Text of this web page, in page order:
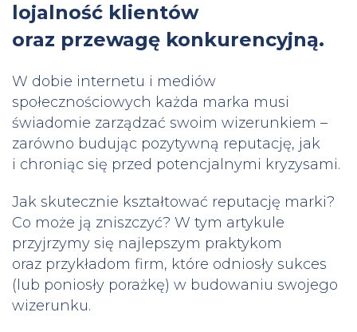
lojalność klientów
oraz przewagę konkurencyjną.
W dobie internetu i mediów
społecznościowych każda marka musi
świadomie zarządzać swoim wizerunkiem –
zarówno budując pozytywną reputację, jak
i chroniąc się przed potencjalnymi kryzysami.
Jak skutecznie kształtować reputację marki?
Co może ją zniszczyć? W tym artykule
przyjrzymy się najlepszym praktykom
oraz przykładom firm, które odniosły sukces
(lub poniosły porażkę) w budowaniu swojego
wizerunku.